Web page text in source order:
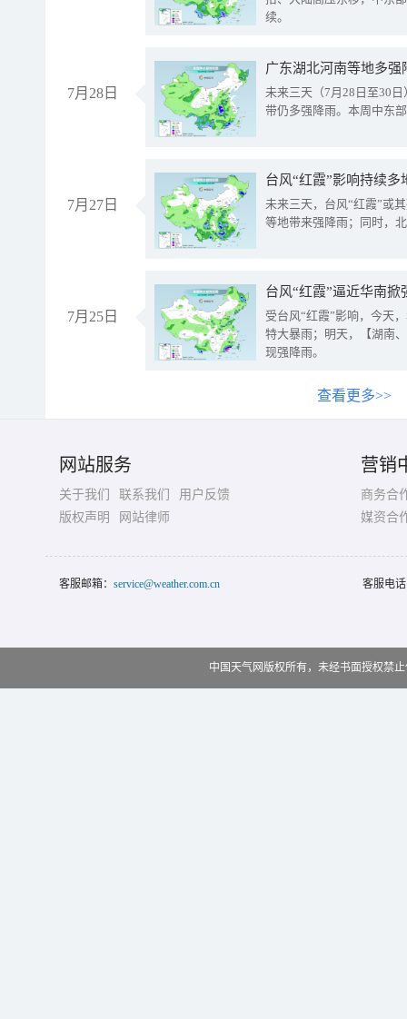
续。
7月28日
广东湖北河南等地多
未来三天（7月28日至30
带仍多强降雨。本周中东
7月27日
台风“红霞”影响持续
未来三天，台风“红霞”或
等地带来强降雨；同时，
7月25日
台风“红霞”逼近华南
受台风“红霞”影响，今天
特大暴雨；明天，【湖南
现强降雨。
查看更多>>
网站服务
关于我们 联系我们
用户反馈
版权声明
网站律师
营销
商务合
媒资合
客服邮箱： service@weather.com.cn 客服电
中国天气网版权所有，未经书面授权